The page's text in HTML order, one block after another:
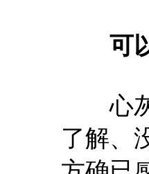
可以
心灰
了解、